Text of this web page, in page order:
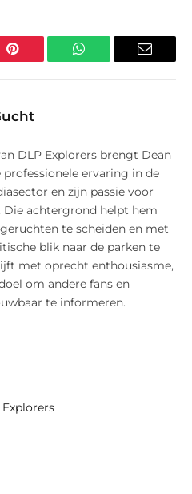
Pinterest WhatsApp E-
DLP Explorers brengt Dean
ervaring in de
en zijn passie voor
Die achtergrond helpt hem
te scheiden en met
blik naar de parken te
met oprecht enthousiasme,
om andere fans en
te informeren.